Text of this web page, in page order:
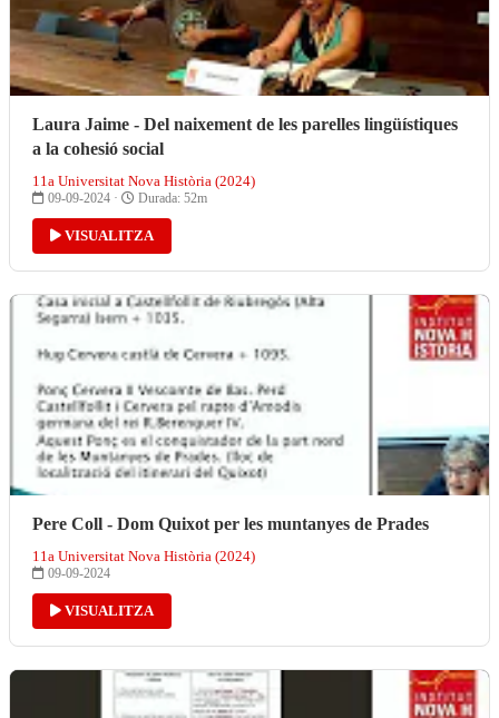
Laura Jaime - Del naixement de les parelles lingüístiques
a la cohesió social
11a Universitat Nova Història (2024)
09-09-2024 · Durada: 52m
VISUALITZA
Pere Coll - Dom Quixot per les muntanyes de Prades
11a Universitat Nova Història (2024)
09-09-2024
VISUALITZA